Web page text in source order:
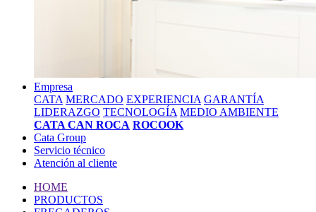
Empresa
CATA MERCADO EXPERIENCIA GARANTÍA
LIDERAZGO TECNOLOGÍA MEDIO AMBIENTE
CATA CAN ROCA ROCOOK
Cata Group
Servicio técnico
Atención al cliente
HOME
PRODUCTOS